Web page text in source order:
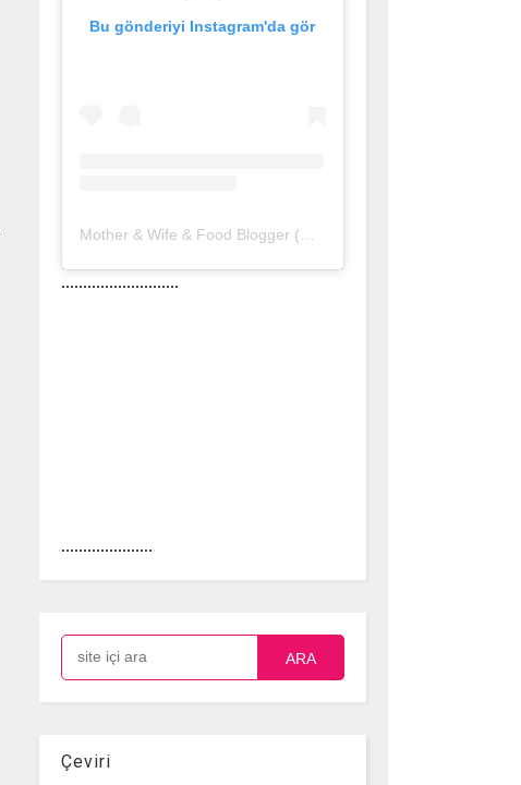
Bu gönderiyi Instagram'da gör
...........................
.....................
ARA
Çeviri